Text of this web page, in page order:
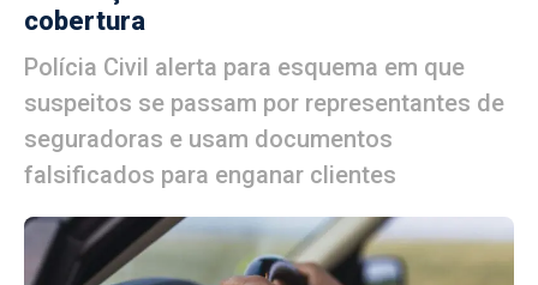
cobertura
Polícia Civil alerta para esquema em que
suspeitos se passam por representantes de
seguradoras e usam documentos
falsificados para enganar clientes